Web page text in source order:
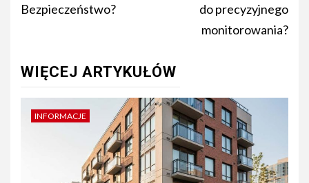
Bezpieczeństwo?
do precyzyjnego
monitorowania?
WIĘCEJ ARTYKUŁÓW
INFORMACJE